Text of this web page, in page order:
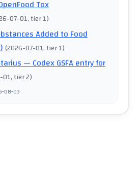
Tox
07-01, tier 1)
Added to Food
(2026-07-01, tier 1)
— Codex GSFA entry for
01, tier 2)
08-03